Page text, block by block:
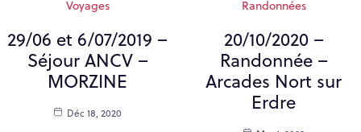
Voyages
29/06 et 6/07/2019 –
Séjour ANCV –
MORZINE
Déc 18, 2020
Randonnées
20/10/2020 –
Randonnée –
Arcades Nort sur
Erdre